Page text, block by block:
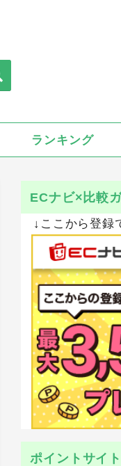
ランキング
ECナビ×比較
↓ここから登録
ポイントサイ